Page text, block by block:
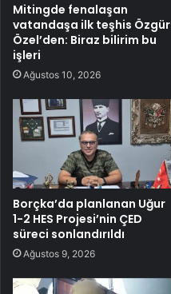
Mitingde fenalaşan
vatandaşa ilk teşhis Özgür
Özel’den: Biraz bilirim bu
işleri
Ağustos 10, 2026
Borçka’da planlanan Uğur
1-2 HES Projesi’nin ÇED
süreci sonlandırıldı
Ağustos 9, 2026